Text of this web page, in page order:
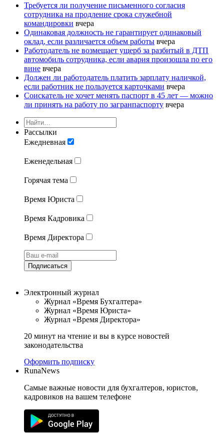
Требуется ли получение письменного согласия
сотрудника на продление срока служебной
командировки вчера
Одинаковая должность не гарантирует одинаковый
оклад, если различается объем работы вчера
Работодатель не возмещает ущерб за разбитый в ДТП
автомобиль сотрудника, если авария произошла по его
вине вчера
Должен ли работодатель платить зарплату наличкой,
если работник не пользуется карточками вчера
Соискатель не хочет менять паспорт в 45 лет — можно
ли принять на работу по загранпаспорту вчера
Рассылки
Ежедневная
Еженедельная
Горячая тема
Время Юриста
Время Кадровика
Время Директора
Подписаться
Электронный журнал
Журнал «Время Бухгалтера»
Журнал «Время Юриста»
Журнал «Время Директора»
20 минут на чтение и вы в курсе новостей
законодательства
Оформить подписку
RunaNews
Самые важные новости для бухгалтеров, юристов,
кадровиков на вашем телефоне